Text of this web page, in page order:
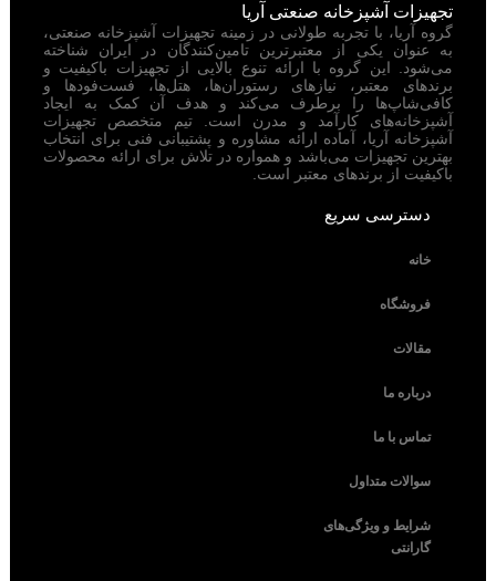
تجهیزات آشپزخانه صنعتی آریا
گروه آریا، با تجربه طولانی در زمینه تجهیزات آشپزخانه صنعتی،
به عنوان یکی از معتبرترین تامین‌کنندگان در ایران شناخته
می‌شود. این گروه با ارائه تنوع بالایی از تجهیزات باکیفیت و
برندهای معتبر، نیازهای رستوران‌ها، هتل‌ها، فست‌فودها و
کافی‌شاپ‌ها را برطرف می‌کند و هدف آن کمک به ایجاد
آشپزخانه‌های کارآمد و مدرن است. تیم متخصص تجهیزات
آشپزخانه آریا، آماده ارائه مشاوره و پشتیبانی فنی برای انتخاب
بهترین تجهیزات می‌باشد و همواره در تلاش برای ارائه محصولات
باکیفیت از برندهای معتبر است.
دسترسی سریع
خانه
فروشگاه
مقالات
درباره ما
تماس با ما
سوالات متداول
شرایط و ویژگی‌های
گارانتی